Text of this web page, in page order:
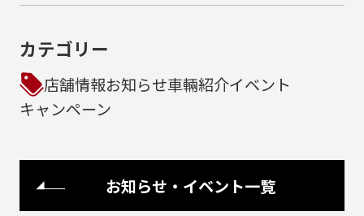
カテゴリー
店舗情報お知らせ車輛紹介イベント
キャンペーン
お知らせ・イベント一覧